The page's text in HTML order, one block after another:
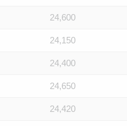
24,600
24,150
24,400
24,650
24,420